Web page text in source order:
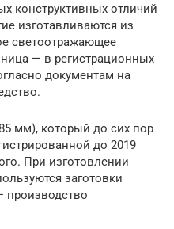
конструктивных отличий
изготавливаются из
светоотражающее
— в регистрационных
документам на
мм), который до сих пор
до 2019
При изготовлении
заготовки
производство